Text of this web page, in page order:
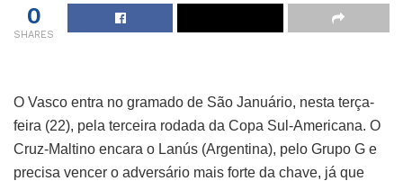
0
SHARES
O Vasco entra no gramado de São Januário, nesta terça-
feira (22), pela terceira rodada da Copa Sul-Americana. O
Cruz-Maltino encara o Lanús (Argentina), pelo Grupo G e
precisa vencer o adversário mais forte da chave, já que